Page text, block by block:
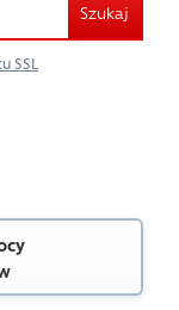
Szukaj
SSL